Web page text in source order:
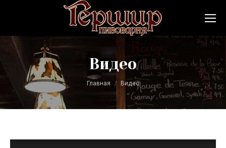
Видео
Вы здесь: Главная Видео